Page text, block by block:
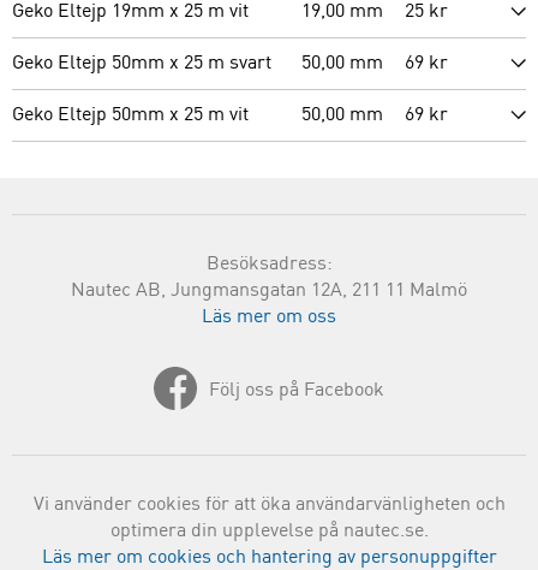
Geko Eltejp 19mm x 25 m vit 19,00 mm 25 kr
Geko Eltejp 50mm x 25 m svart 50,00 mm 69 kr
Geko Eltejp 50mm x 25 m vit 50,00 mm 69 kr
Besöksadress:
Nautec AB, Jungmansgatan 12A, 211 11 Malmö
Läs mer om oss
Följ oss på Facebook
Vi använder cookies för att öka användarvänligheten och
optimera din upplevelse på nautec.se.
Läs mer om cookies och hantering av personuppgifter